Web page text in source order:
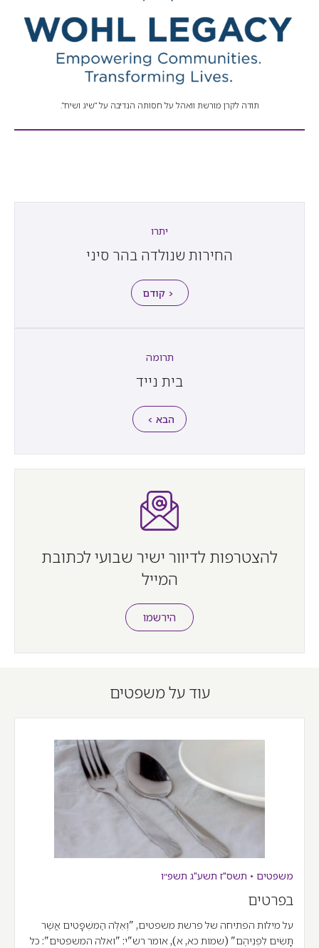
תודה לקרן מורשת וואהל על חסותה הנדיבה על "שיג ושיח".
יתרו
החירות שנולדה בהר סיני
< קודם
תרומה
בית נייד
הבא >
להצטרפות לדיוור ישיר שבועי לכתובת
המייל
הירשמו
עוד על משפטים
משפטים • תשס"ז תשע"ג תשפ״ו
בפרטים
על מילות הפתיחה של פרשת משפטים, "וְאֵלֶּה הַמִּשְׁפָּטִים אֲשֶׁר
תָּשִׂים לִפְנֵיהֶם" (שמות כא, א), אומר רש"י: "ואלה המשפטים": כל